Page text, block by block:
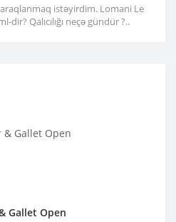
istəyirdim. Lomani Le
dir? Qalıcılığı neçə gündür ?..
Gallet Open